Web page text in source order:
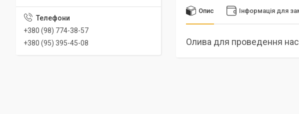
Опис Інформація для
Олива для проведення
+380 (98) 774-38-57
+380 (95) 395-45-08